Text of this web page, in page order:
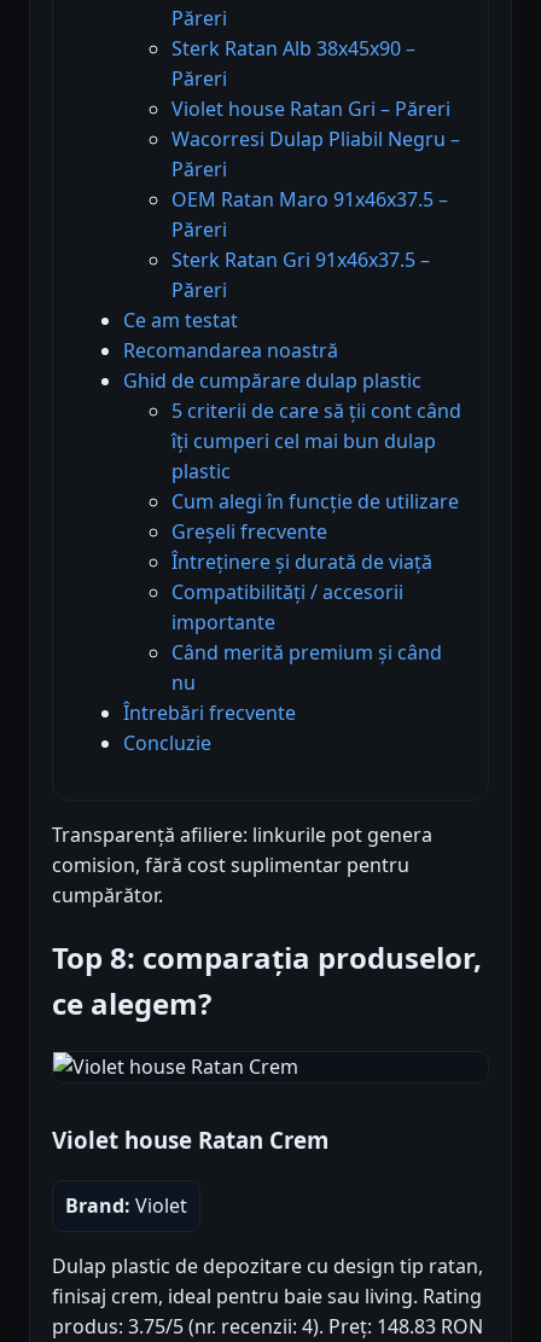
Păreri
Sterk Ratan Alb 38x45x90 –
Păreri
Violet house Ratan Gri – Păreri
Wacorresi Dulap Pliabil Negru –
Păreri
OEM Ratan Maro 91x46x37.5 –
Păreri
Sterk Ratan Gri 91x46x37.5 –
Păreri
Ce am testat
Recomandarea noastră
Ghid de cumpărare dulap plastic
5 criterii de care să ții cont când
îți cumperi cel mai bun dulap
plastic
Cum alegi în funcție de utilizare
Greșeli frecvente
Întreținere și durată de viață
Compatibilități / accesorii
importante
Când merită premium și când
nu
Întrebări frecvente
Concluzie
Transparență afiliere: linkurile pot genera
comision, fără cost suplimentar pentru
cumpărător.
Top 8: comparația produselor,
ce alegem?
Violet house Ratan Crem
Brand: Violet
Dulap plastic de depozitare cu design tip ratan,
finisaj crem, ideal pentru baie sau living. Rating
produs: 3.75/5 (nr. recenzii: 4). Preț: 148.83 RON